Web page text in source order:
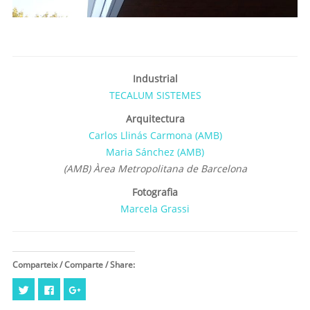
Industrial
TECALUM SISTEMES
Arquitectura
Carlos Llinás Carmona (AMB)
Maria Sánchez (AMB)
(AMB) Àrea Metropolitana de Barcelona
Fotografia
Marcela Grassi
Comparteix / Comparte / Share:
per
Click
share per